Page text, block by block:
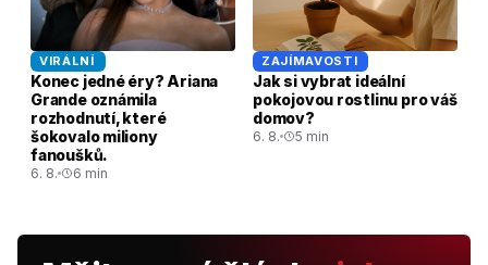
VIRÁLNÍ
Konec jedné éry? Ariana
Grande oznámila
rozhodnutí, které
šokovalo miliony
fanoušků.
6. 8. 6 min
ZAJÍMAVOSTI
Jak si vybrat ideální
pokojovou rostlinu pro váš
domov?
6. 8. 5 min